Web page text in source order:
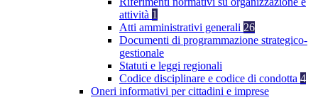
attività 1
Atti amministrativi generali 26
Documenti di programmazione strategico-
gestionale
Statuti e leggi regionali
Codice disciplinare e codice di condotta 4
Oneri informativi per cittadini e imprese